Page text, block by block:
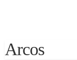
Arcos